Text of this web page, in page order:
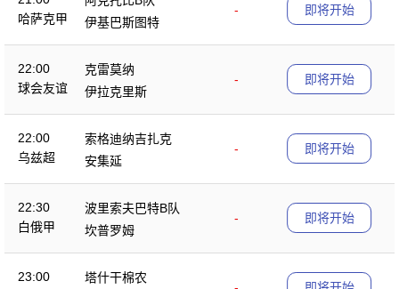
哈萨克甲
-
伊基巴斯图特
即将开始
22:00
球会友谊
克雷莫纳
-
伊拉克里斯
即将开始
22:00
乌兹超
索格迪纳吉扎克
-
安集延
即将开始
22:30
白俄甲
波里索夫巴特B队
-
坎普罗姆
即将开始
23:00
塔什干棉农